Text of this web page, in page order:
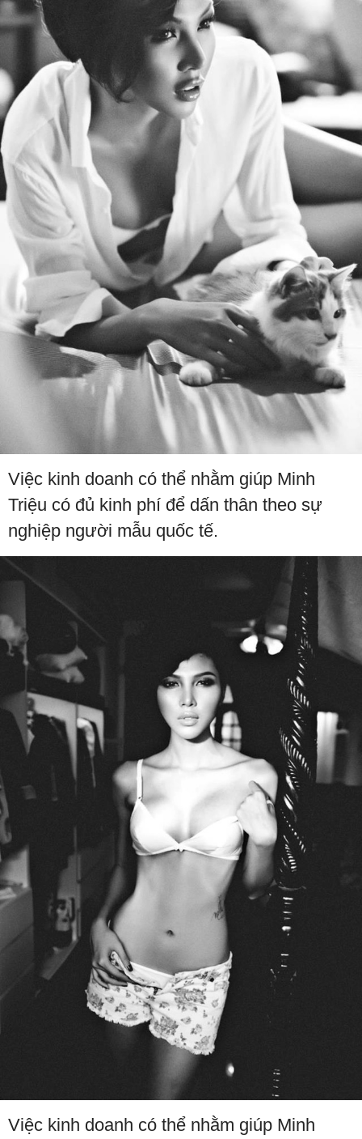
Việc kinh doanh có thể nhằm giúp Minh
Triệu có đủ kinh phí để dấn thân theo sự
nghiệp người mẫu quốc tế.
Việc kinh doanh có thể nhằm giúp Minh